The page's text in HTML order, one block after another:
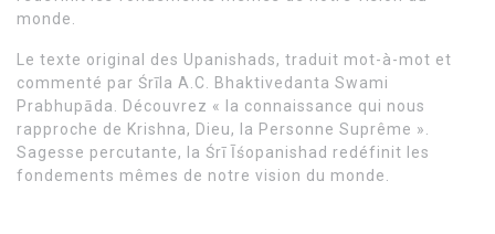
monde.
Le texte original des Upanishads, traduit mot-à-mot et
commenté par Śrīla A.C. Bhaktivedanta Swami
Prabhupāda. Découvrez « la connaissance qui nous
rapproche de Krishna, Dieu, la Personne Suprême ».
Sagesse percutante, la Śrī Īśopanishad redéfinit les
fondements mêmes de notre vision du monde.